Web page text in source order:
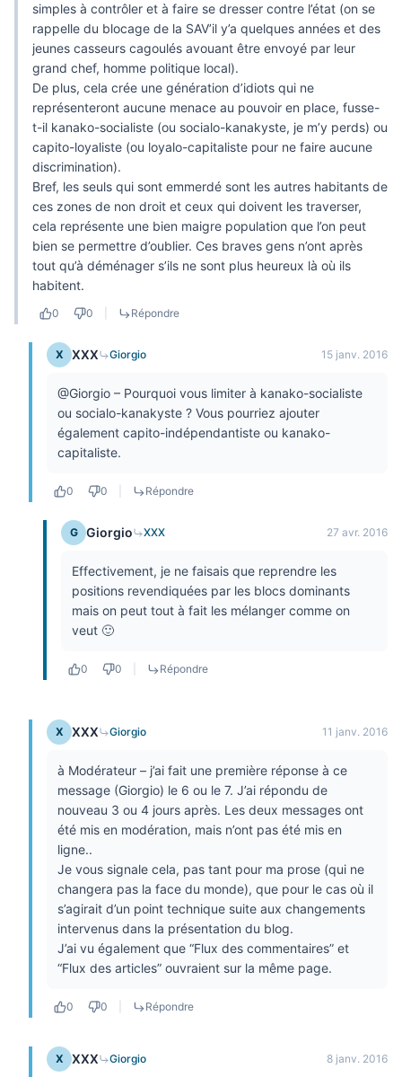
simples à contrôler et à faire se dresser contre l’état (on se
rappelle du blocage de la SAV’il y’a quelques années et des
jeunes casseurs cagoulés avouant être envoyé par leur
grand chef, homme politique local).
De plus, cela crée une génération d’idiots qui ne
représenteront aucune menace au pouvoir en place, fusse-
t-il kanako-socialiste (ou socialo-kanakyste, je m’y perds) ou
capito-loyaliste (ou loyalo-capitaliste pour ne faire aucune
discrimination).
Bref, les seuls qui sont emmerdé sont les autres habitants de
ces zones de non droit et ceux qui doivent les traverser,
cela représente une bien maigre population que l’on peut
bien se permettre d’oublier. Ces braves gens n’ont après
tout qu’à déménager s’ils ne sont plus heureux là où ils
habitent.
0 0 Répondre
X XXX Giorgio 15 janv. 2016
@Giorgio – Pourquoi vous limiter à kanako-socialiste
ou socialo-kanakyste ? Vous pourriez ajouter
également capito-indépendantiste ou kanako-
capitaliste.
0 0 Répondre
G Giorgio XXX 27 avr. 2016
Effectivement, je ne faisais que reprendre les
positions revendiquées par les blocs dominants
mais on peut tout à fait les mélanger comme on
veut 🙂
0 0 Répondre
X XXX Giorgio 11 janv. 2016
à Modérateur – j’ai fait une première réponse à ce
message (Giorgio) le 6 ou le 7. J’ai répondu de
nouveau 3 ou 4 jours après. Les deux messages ont
été mis en modération, mais n’ont pas été mis en
ligne..
Je vous signale cela, pas tant pour ma prose (qui ne
changera pas la face du monde), que pour le cas où il
s’agirait d’un point technique suite aux changements
intervenus dans la présentation du blog.
J’ai vu également que “Flux des commentaires” et
“Flux des articles” ouvraient sur la même page.
0 0 Répondre
X XXX Giorgio 8 janv. 2016